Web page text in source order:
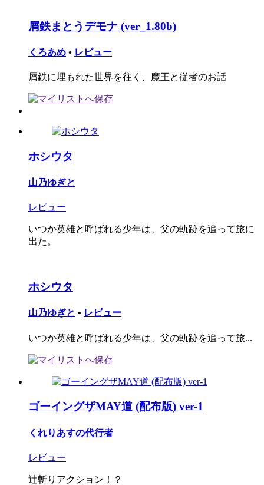
屑鉄まとうデモナ (ver_1.80b)
くろあめ • レビュー
屑鉄に埋もれた世界を往く、魔王と従者のお話
ホシウタ
山乃ゆぎと
レビュー
いつか英雄と呼ばれる少年は、父の軌跡を追って旅に
出た。
ホシウタ
山乃ゆぎと • レビュー
いつか英雄と呼ばれる少年は、父の軌跡を追って旅...
ゴーイングザMAY道 (配布版) ver-1
くれりあすの代行者
レビュー
辻斬りアクション！？